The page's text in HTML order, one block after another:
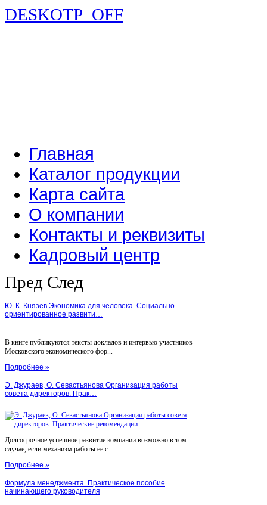
DESKOTP_OFF
Главная
Каталог продукции
Карта сайта
О компании
Контакты и реквизиты
Кадровый центр
Пред След
Ю. К. Князев Экономика для человека. Социально-
ориентированное развити…
В книге публикуются тексты докладов и интервью участников
Московского экономического фор...
Подробнее »
Э. Джураев, О. Севастьянова Организация работы
совета директоров. Прак…
Долгосрочное успешное развитие компании возможно в том
случае, если механизм работы ее с...
Подробнее »
Формула менеджмента. Практическое пособие
начинающего руководителя